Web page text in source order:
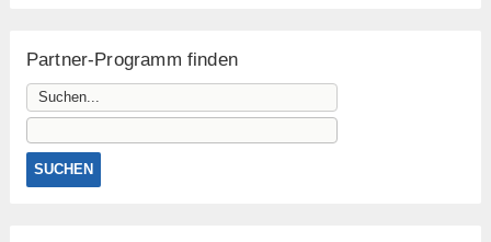
Partner-Programm finden